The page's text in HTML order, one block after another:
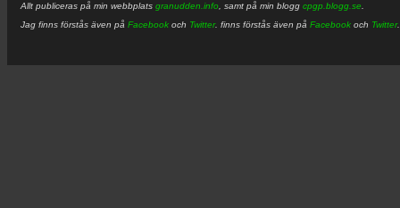
Allt publiceras på min webbplats granudden.info , samt på min blogg cpgp.blogg.se
Jag finns förstås även på Facebook och Twitter. finns förstås även på Facebook och Twitter.